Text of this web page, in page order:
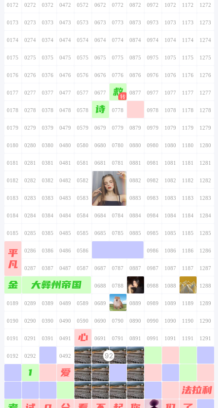
0172 0272 0372 0472 0572 0672 0772 0872 0972 1072 1172 1272
0173 0273 0373 0473 0573 0673 0773 0873 0973 1073 1173 1273
0174 0274 0374 0474 0574 0674 0774 0874 0974 1074 1174 1274
0175 0275 0375 0475 0575 0675 0775 0875 0975 1075 1175 1275
0176 0276 0376 0476 0576 0676 0776 0876 0976 1076 1176 1276
0177 0277 0377 0477 0577 0677 0777
救 0877 0977 1077 1177 1277
0178 0278 0378 0478 0578 0678
诗 0778 0978 1078 1178 1278
0179 0279 0379 0479 0579 0679 0779 0879 0979 1079 1179 1279
0180 0280 0380 0480 0580 0680 0780 0880 0980 1080 1180 1280
0181 0281 0381 0481 0581 0681 0781 0881 0981 1081 1181 1281
0182 0282 0382 0482 0582 0682 0782 0882 0982 1082 1182 1282
0183 0283 0383 0483 0583 0683 0783 0883 0983 1083 1183 1283
0184 0284 0384 0484 0584 0684 0784 0884 0984 1084 1184 1284
0185 0285 0385 0485 0585 0685 0785 0885 0985 1085 1185 1285
0186
平
凡
0286 0386 0486 0586 0986 1086 1186 1286
0187 0287 0387 0487 0587 0687 0787 0887 0987 1087 1187 1287
0188
金 0288大彝州帝国
0388 0488 0588 0688 0788 0888 0988 1088 1188 1288
0189 0289 0389 0489 0589 0689 0789 0889 0989 1089 1189 1289
0190 0290 0390 0490 0590 0690 0790 0890 0990 1090 1190 1290
0191 0291 0391 0491 0591
心 0691 0791 0891 0991 1091 1191 1291
0192 0292 0492 0592 0692920792 0892
0293
1 0493
爱 0593 0693 0893
0594 0694 0794 0894 1194
法拉利
1294